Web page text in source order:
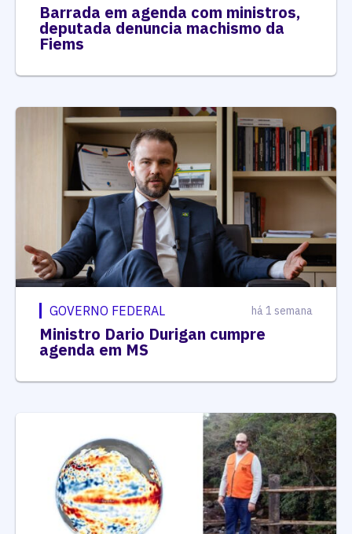
Barrada em agenda com ministros,
deputada denuncia machismo da
Fiems
GOVERNO FEDERAL há 1 semana
Ministro Dario Durigan cumpre
agenda em MS